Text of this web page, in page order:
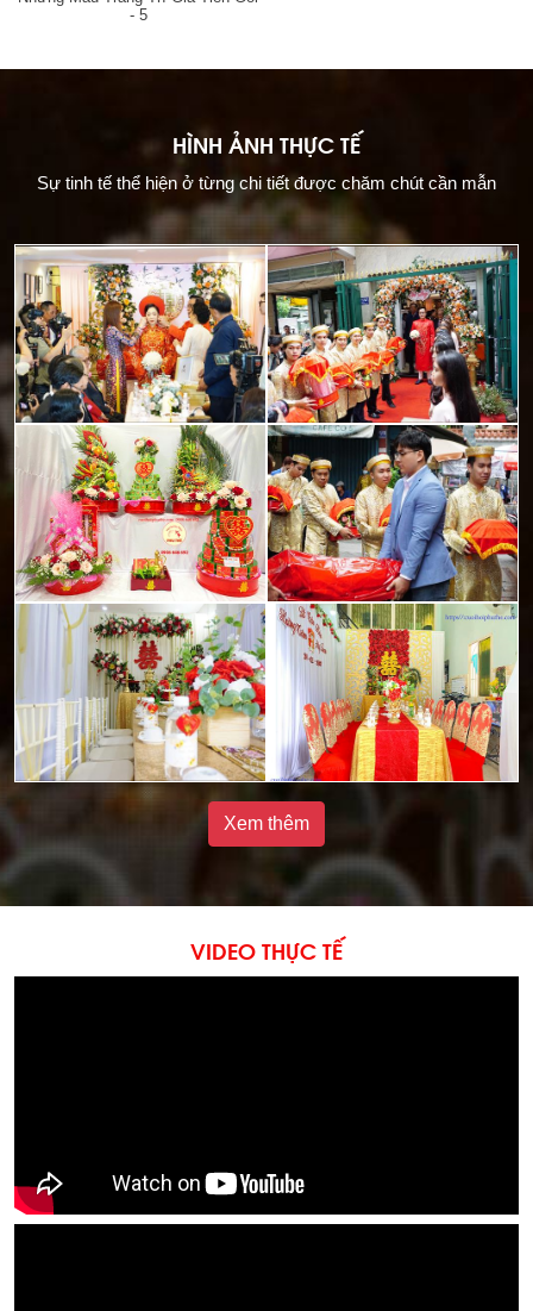
- 5
HÌNH ẢNH THỰC TẾ
Sự tinh tế thể hiện ở từng chi tiết được chăm chút cần mẫn
Xem thêm
VIDEO THỰC TẾ